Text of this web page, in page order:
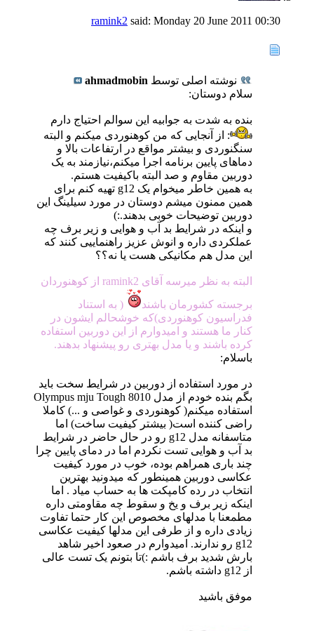
ramink2 said: Monday 20 June 2011 00:30
نوشته اصلی توسط ahmadmobin
سلام دوستان:
بنده به شدت به جوابیه این سوالم احتیاج دارم
: از آنجایی که من کوهنوردی میکنم و البته
سنگنوردی و بیشتر مواقع در ارتفاعات بالا و
دماهای پایین برنامه اجرا میکنم،نیازمند به یک
دوربین مقاوم و صد البته باکیفیت هستم.
به همین خاطر میخوام یک g12 تهیه کنم برای
همین ممنون میشم دوستان در مورد سیلینگ این
دوربین توضیحات خوبی بدهند.:)
و اینکه در شرایط بد آب و هوایی و زیر برف چه
عملکردی داره و انوش عزیز راهنماییی کنند که
این مدل هم مکانیکی هست یا نه؟؟
البته به نظر میرسه آقای ramink2 از کوهنوردان
برجسته کشورمان باشند
( به استناد
فدراسیون کوهنوردی)که خوشحالم ایشون در
کنار ما هستند و امیدوارم از این دوربین استفاده
کرده باشند و یا مدل بهتری رو پیشنهاد بدهند.
باسلام:
در مورد استفاده از دوربین در شرایط سخت باید
بگم بنده خودم از مدل Olympus mju Tough 8010
استفاده میکنم( کوهنوردی و غواصی و ...) کاملا
راضی کننده است( بیشتر کیفیت ساخت) اما
متاسفانه مدل g12 رو در حال حاضر در شرایط
بد آب و هوایی تست نکردم اما در دمای پایین چرا
چند باری همراهم بوده، خوب در مورد کیفیت
عکاسی دوربین همینطور که میدونید بهترین
انتخاب در رده کامپکت ها به حساب میاد . اما
اینکه زیر برف و یخ و سقوط چه مقاومتی داره
مطمعنا با مدلهای مخصوص این کار حتما تفاوت
زیادی داره و از طرفی این مدلها کیفیت عکاسی
g12 رو ندارند. امیدوارم در صعود اخیر شاهد
بارش شدید برف باشم :)تا بتونم یک تست عالی
از g12 داشته باشم.
موفق باشید